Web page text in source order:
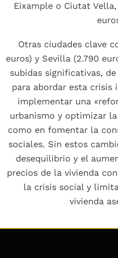
Eixample o Ciutat
Otras ciudades clave
euros) y Sevilla (2.790
subidas significativas,
para abordar esta crisis
implementar una
urbanismo y optimizar
como en fomentar la
sociales. Sin estos
desequilibrio y el
precios de la vivienda
la crisis social y
vivienda